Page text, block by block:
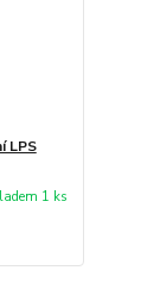
LPS
1 ks